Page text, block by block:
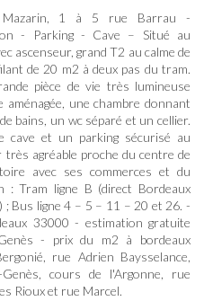
Mazarin, 1 à 5 rue Barrau -
- Parking - Cave – Situé au
ascenseur, grand T2 au calme de
de 20 m2 à deux pas du tram.
pièce de vie très lumineuse
une chambre donnant
bains, un wc séparé et un cellier.
cave et un parking sécurisé au
agréable proche du centre de
avec ses commerces et du
: Tram ligne B (direct Bordeaux
; Bus ligne 4 – 5 – 11 – 20 et 26. -
33000 - estimation gratuite
- prix du m2 à bordeaux
rue Adrien Baysselance,
cours de l'Argonne, rue
Rioux et rue Marcel.